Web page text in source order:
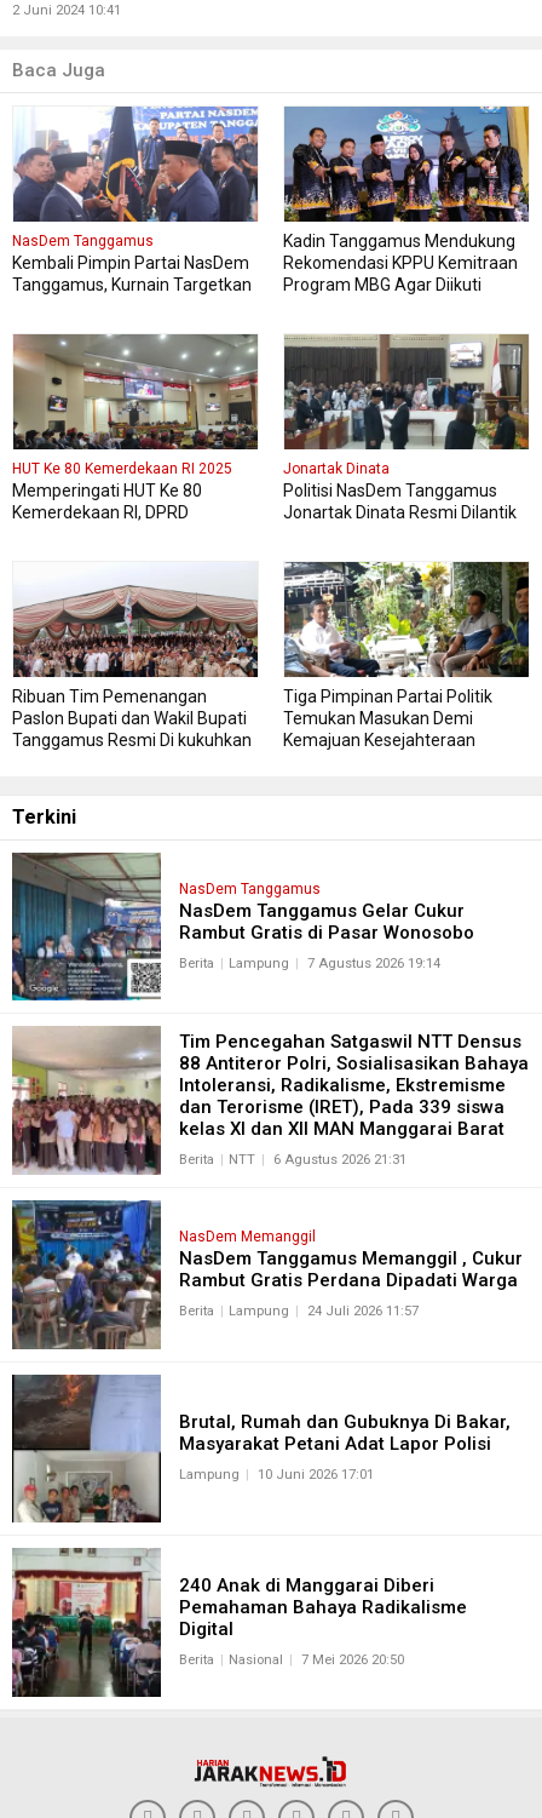
2 Juni 2024 10:41
Baca Juga
NasDem Tanggamus
Kembali Pimpin Partai NasDem
Tanggamus, Kurnain Targetkan
Kadin Tanggamus Mendukung
Rekomendasi KPPU Kemitraan
Program MBG Agar Diikuti
HUT Ke 80 Kemerdekaan RI 2025
Memperingati HUT Ke 80
Kemerdekaan RI, DPRD
Jonartak Dinata
Politisi NasDem Tanggamus
Jonartak Dinata Resmi Dilantik
Ribuan Tim Pemenangan
Paslon Bupati dan Wakil Bupati
Tanggamus Resmi Di kukuhkan
Tiga Pimpinan Partai Politik
Temukan Masukan Demi
Kemajuan Kesejahteraan
Terkini
NasDem Tanggamus
NasDem Tanggamus Gelar Cukur
Rambut Gratis di Pasar Wonosobo
Berita Lampung 7 Agustus 2026 19:14
Tim Pencegahan Satgaswil NTT Densus
88 Antiteror Polri, Sosialisasikan Bahaya
Intoleransi, Radikalisme, Ekstremisme
dan Terorisme (IRET), Pada 339 siswa
kelas XI dan XII MAN Manggarai Barat
Berita NTT 6 Agustus 2026 21:31
NasDem Memanggil
NasDem Tanggamus Memanggil , Cukur
Rambut Gratis Perdana Dipadati Warga
Berita Lampung 24 Juli 2026 11:57
Brutal, Rumah dan Gubuknya Di Bakar,
Masyarakat Petani Adat Lapor Polisi
Lampung 10 Juni 2026 17:01
240 Anak di Manggarai Diberi
Pemahaman Bahaya Radikalisme
Digital
Berita Nasional 7 Mei 2026 20:50